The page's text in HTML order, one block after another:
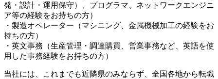
発・設計・運用保守）、プログラマ、ネットワークエンジニ
ア等の経験をお持ちの方）
・製造オペレーター（マシニング、金属機械加工の経験をお
持ちの方）
・英文事務（生産管理・調達購買、営業事務など、英語を使
用した事務経験をお持ちの方）
当社には、これまでも近隣県のみならず、全国各地から転職